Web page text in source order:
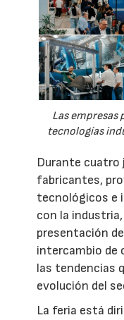
Las empresas
tecnologías
Durante cuatro
fabricantes,
tecnológicos e
con la
presentación
intercambio de
las tendencias
evolución del
La feria está